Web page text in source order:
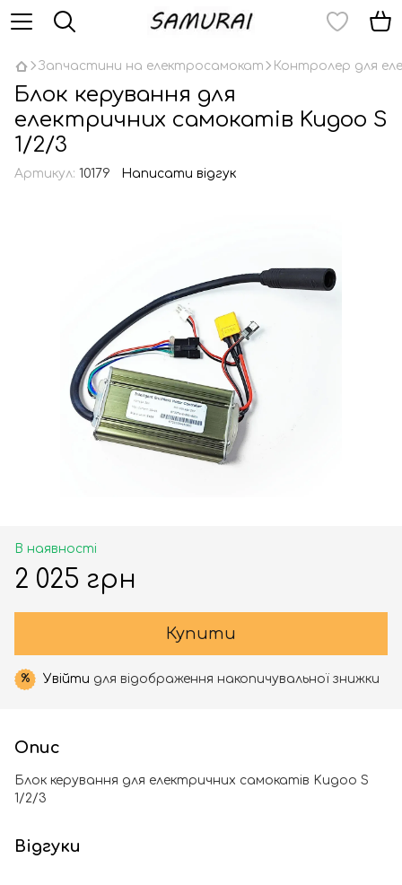
Запчастини на електросамокат Контролер для
Блок керування для
електричних самокатів Kugoo S
1/2/3
Артикул: 10179 Написати відгук
В наявності
2 025 грн
Купити
% Увійти для відображення накопичувальної знижки
Опис
Блок керування для електричних самокатів Kugoo S
1/2/3
Відгуки